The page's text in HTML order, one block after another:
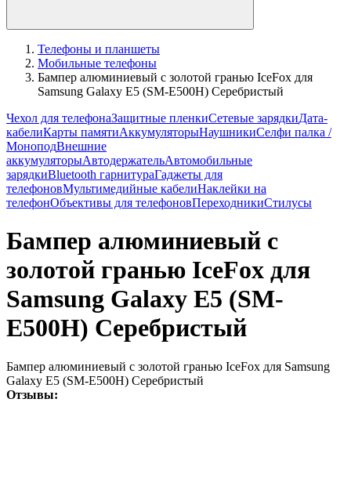
Телефоны и планшеты
Мобильные телефоны
Бампер алюминиевый с золотой гранью IceFox для
Samsung Galaxy E5 (SM-E500H) Серебристый
Чехол для телефонаЗащитные пленкиСетевые зарядкиДата-
кабелиКарты памятиАккумуляторыНаушникиСелфи палка /
МоноподВнешние
аккумуляторыАвтодержательАвтомобильные
зарядкиBluetooth гарнитураГаджеты для
телефоновМультимедийные кабелиНаклейки на
телефонОбъективы для телефоновПереходникиСтилусы
Бампер алюминиевый с
золотой гранью IceFox для
Samsung Galaxy E5 (SM-
E500H) Серебристый
Бампер алюминиевый с золотой гранью IceFox для Samsung
Galaxy E5 (SM-E500H) Серебристый
Отзывы: